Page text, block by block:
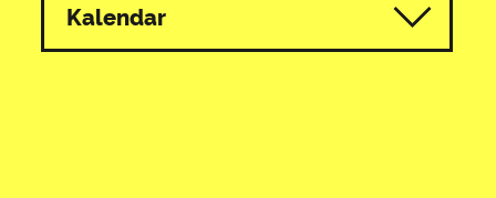
Kalendar